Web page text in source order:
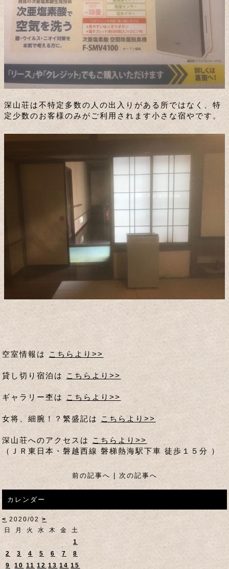
深山荘は不特定多数の人の出入りがある所ではなく、特
定少数のお客様のみがご利用されます小さな宿やです。
空室情報は こちらより>>
貸し切り宿泊は こちらより>>
ギャラリー杢は こちらより>>
女将、細腕！？繁盛記は こちらより>>
深山荘へのアクセスは こちらより>>
（ＪＲ東日本・磐越西線 磐梯熱海駅下車 徒歩１５分 ）
前の記事へ 次の記事へ
カレンダー
< 2020/02>
日
月 火 水 木 金
土
1
2
3 4 5 6 7
8
9
10 11 12 13 14 15